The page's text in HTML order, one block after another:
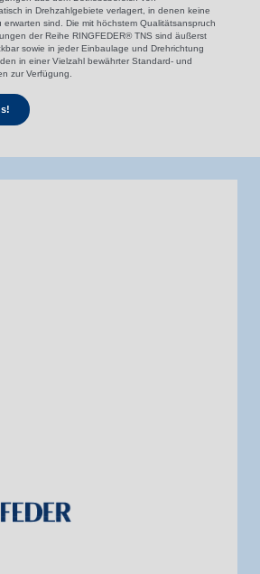
in Drehzahlgebiete verlagert, in denen keine
sind. Die mit höchstem Qualitätsanspruch
der Reihe RINGFEDER® TNS sind äußerst
sowie in jeder Einbaulage und Drehrichtung
in einer Vielzahl bewährter Standard- und
zur Verfügung.